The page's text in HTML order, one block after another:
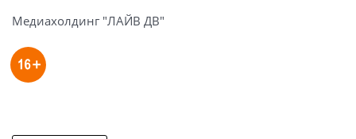
Медиахолдинг "ЛАЙВ ДВ"